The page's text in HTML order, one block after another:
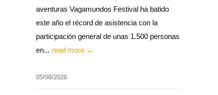
aventuras Vagamundos Festival ha batido
este año el récord de asistencia con la
participación general de unas 1.500 personas
en... read more →
05/08/2026